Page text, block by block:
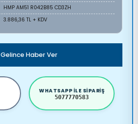
HMP AM51 R042B85 CD3ZH
3.886,36 TL + KDV
Gelince Haber Ver
WHATSAPP ILE SIPARIŞ
5077770583